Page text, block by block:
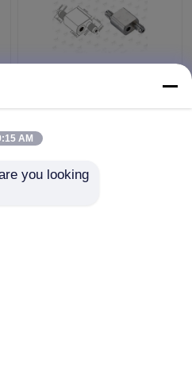
Leuchte justieren
Länge 30 Kilogramm-
AM
you looking